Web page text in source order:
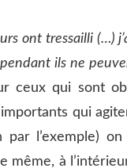
ont tressailli (…)
ils ne
ceux qui sont
qui
par l’exemple)
même, à